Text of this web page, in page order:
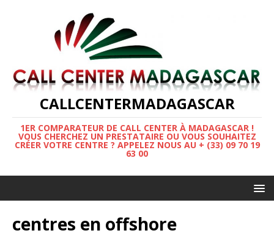
CALLCENTERMADAGASCAR
1ER COMPARATEUR DE CALL CENTER À MADAGASCAR !
VOUS CHERCHEZ UN PRESTATAIRE OU VOUS SOUHAITEZ
CRÉER VOTRE CENTRE ? APPELEZ NOUS AU + (33) 09 70 19
63 00
centres en offshore